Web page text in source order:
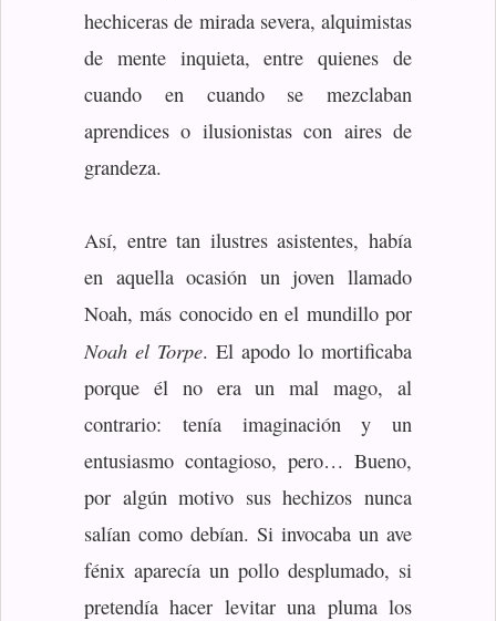
hechiceras de mirada severa, alquimistas
de mente inquieta, entre quienes de
cuando en cuando se mezclaban
aprendices o ilusionistas con aires de
grandeza.
Así, entre tan ilustres asistentes, había
en aquella ocasión un joven llamado
Noah, más conocido en el mundillo por
Noah el Torpe. El apodo lo mortificaba
porque él no era un mal mago, al
contrario: tenía imaginación y un
entusiasmo contagioso, pero… Bueno,
por algún motivo sus hechizos nunca
salían como debían. Si invocaba un ave
fénix aparecía un pollo desplumado, si
pretendía hacer levitar una pluma los